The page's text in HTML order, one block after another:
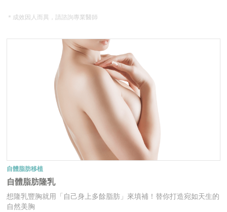
＊成效因人而異，請諮詢專業醫師
自體脂肪移植
自體脂肪隆乳
想隆乳豐胸就用「自己身上多餘脂肪」來填補！替你打造宛如天生的
自然美胸